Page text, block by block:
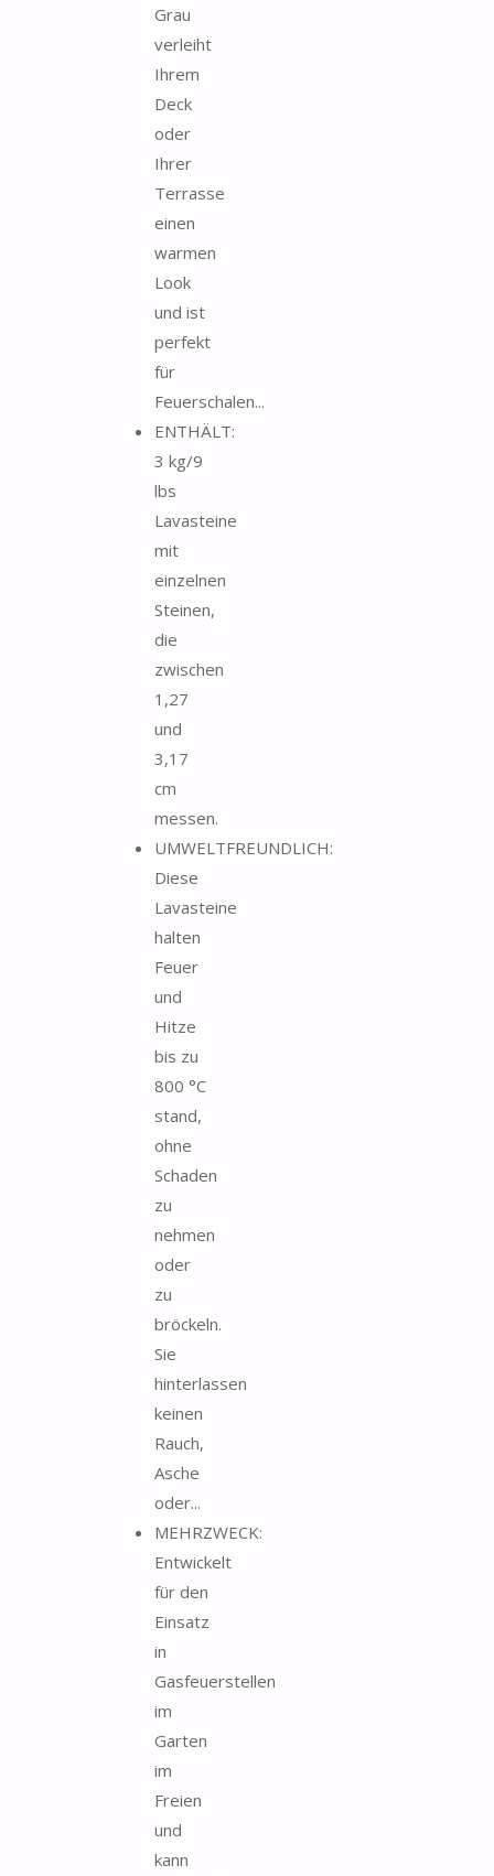
Grau
verleiht
Ihrem
Deck
oder
Ihrer
Terrasse
einen
warmen
Look
und ist
perfekt
für
Feuerschalen...
ENTHÄLT:
3 kg/9
lbs
Lavasteine
​​mit
einzelnen
Steinen,
die
zwischen
1,27
und
3,17
cm
messen.
UMWELTFREUNDLICH:
Diese
Lavasteine
​​halten
Feuer
und
Hitze
bis zu
800 °C
stand,
ohne
Schaden
zu
nehmen
oder
zu
bröckeln.
Sie
hinterlassen
keinen
Rauch,
Asche
oder...
MEHRZWECK:
Entwickelt
für den
Einsatz
in
Gasfeuerstellen
im
Garten
im
Freien
und
kann